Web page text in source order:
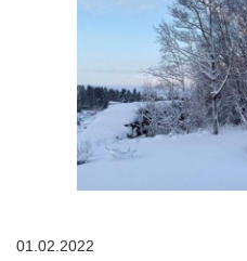
01.02.2022